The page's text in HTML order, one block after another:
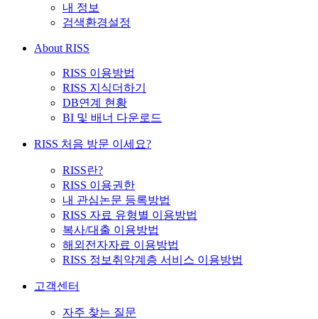
내 정보
검색환경설정
About RISS
RISS 이용방법
RISS 지식더하기
DB연계 현황
BI 및 배너 다운로드
RISS 처음 방문 이세요?
RISS란?
RISS 이용권한
내 관심논문 등록방법
RISS 자료 유형별 이용방법
복사/대출 이용방법
해외전자자료 이용방법
RISS 정보취약계층 서비스 이용방법
고객센터
자주 찾는 질문